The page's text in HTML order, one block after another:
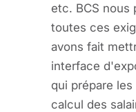
etc. BCS nous
toutes ces
avons fait
interface
qui prépare
calcul des